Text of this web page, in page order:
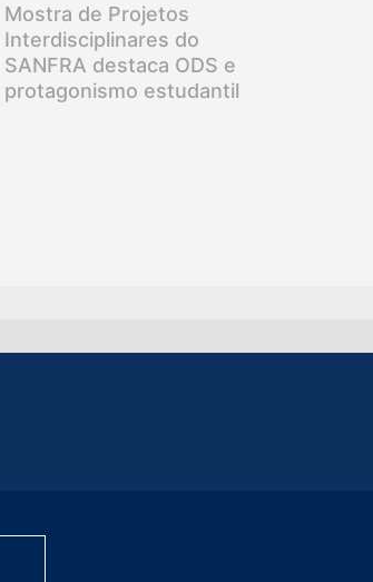
Mostra de Projetos
Interdisciplinares do
SANFRA destaca ODS e
protagonismo estudantil